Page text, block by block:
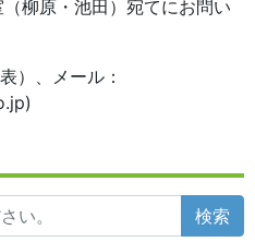
柳原・池田）宛てにお問い
）、メール：
検索